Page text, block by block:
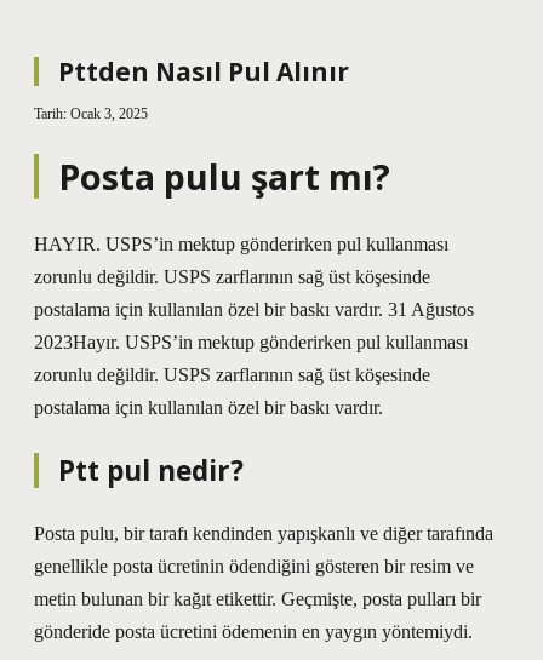
Pttden Nasıl Pul Alınır
Tarih: Ocak 3, 2025
Posta pulu şart mı?
HAYIR. USPS’in mektup gönderirken pul kullanması
zorunlu değildir. USPS zarflarının sağ üst köşesinde
postalama için kullanılan özel bir baskı vardır. 31 Ağustos
2023Hayır. USPS’in mektup gönderirken pul kullanması
zorunlu değildir. USPS zarflarının sağ üst köşesinde
postalama için kullanılan özel bir baskı vardır.
Ptt pul nedir?
Posta pulu, bir tarafı kendinden yapışkanlı ve diğer tarafında
genellikle posta ücretinin ödendiğini gösteren bir resim ve
metin bulunan bir kağıt etikettir. Geçmişte, posta pulları bir
gönderide posta ücretini ödemenin en yaygın yöntemiydi.